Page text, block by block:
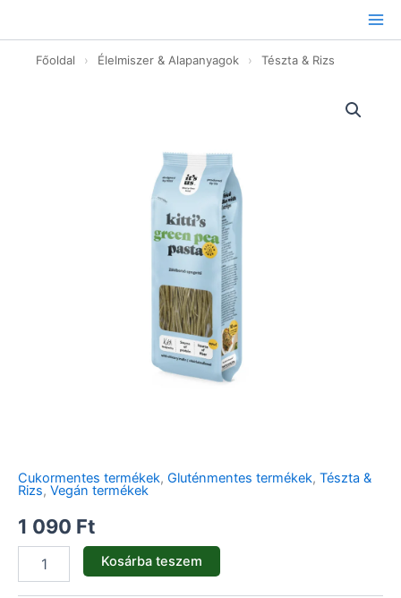
tartalomhoz
Főoldal › Élelmiszer & Alapanyagok › Tészta & Rizs
Cukormentes termékek, Gluténmentes termékek, Tészta &
Rizs, Vegán termékek
1 090 Ft
Kosárba teszem